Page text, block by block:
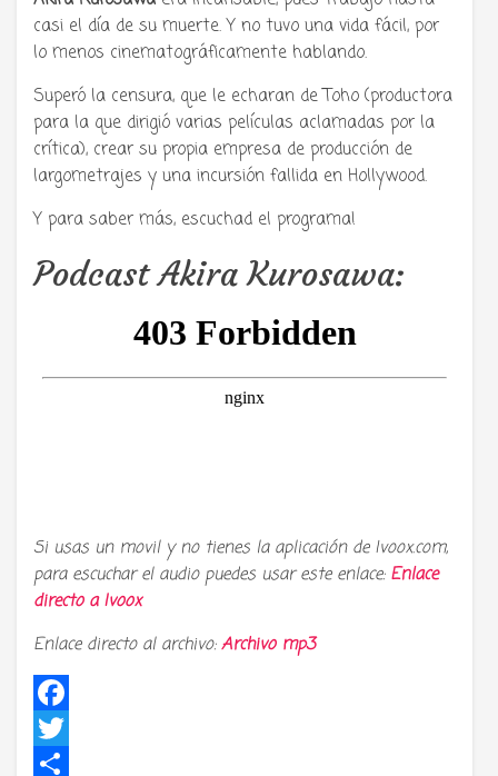
casi el día de su muerte. Y no tuvo una vida fácil, por
lo menos cinematográficamente hablando.
Superó la censura, que le echaran de Toho (productora
para la que dirigió varias películas aclamadas por la
crítica), crear su propia empresa de producción de
largometrajes y una incursión fallida en Hollywood.
Y para saber más, escuchad el programa!
Podcast Akira Kurosawa:
Si usas un movil y no tienes la aplicación de Ivoox.com,
para escuchar el audio puedes usar este enlace: Enlace
directo aIvoox
Enlace directo al archivo:Archivo mp3
Facebook
Twitter